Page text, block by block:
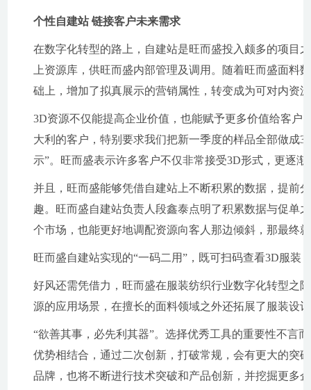
个性自建站 链接客户未来需求
在数字化转型的路上，自建站是旺而盛投入颇多的项目
上资源库，供旺而盛内部管理及调用。随着旺而盛面
础上，增加了拟真展示的营销属性，转变成为可对内资
3D资源不仅能提高企业价值，也能赋予更多价值给客户
大利的客户，特别要求我们把新一季度的样品全部做成
示”。旺而盛表示许多客户不仅非常接受3D形式，更逐
并且，旺而盛能够凭借自建站上不断积累的数据，提前
趣。旺而盛自建站负责人段鑫泰点明了积累数据与促单
个市场，也能更好地调配资源向客人那边倾斜，那最终
旺而盛自建站实现的“一码二用”，既可扫码查看3D服装
好风还需凭借力，旺而盛在服装纺织行业数字化转型之
源的应用场景，在擅长的面料领域之外还拓展了服装设
“欲善其事，必先利其器”。选择优秀工具的重要性不言
优势相结合，通过二次创新，打破常规，会有更大的突
品牌，也将不断进行技术突破和产品创新，并挖掘更多